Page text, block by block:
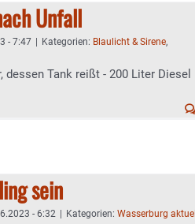
Unfall
- 7:47 Kategorien: Blaulicht & Sirene,
dessen Tank reißt - 200 Liter Diesel
sein
- 6:32 Kategorien: Wasserburg aktuell